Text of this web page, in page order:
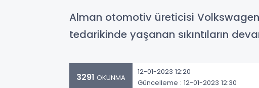
Alman otomotiv üreticisi
tedarikinde yaşanan sıkıntıların
3291 OKUNMA
12-01-2023 12:20
Güncelleme : 12-01-2023 12:30